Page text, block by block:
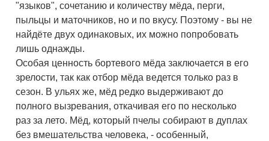
"языков", сочетанию и количеству мёда, перги,
пыльцы и маточников, но и по вкусу. Поэтому - вы не
найдёте двух одинаковых, их можно попробовать
лишь однажды.
Особая ценность бортевого мёда заключается в его
зрелости, так как отбор мёда ведется только раз в
сезон. В ульях же, мёд редко выдерживают до
полного вызревания, откачивая его по несколько
раз за лето. Мёд, который пчелы собирают в дуплах
без вмешательства человека, - особенный,